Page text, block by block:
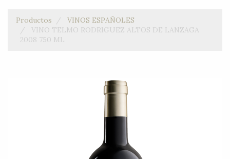
Productos
VINOS ESPAÑOLES
VINO TELMO RODRIGUEZ ALTOS DE LANZAGA
2008 750 ML